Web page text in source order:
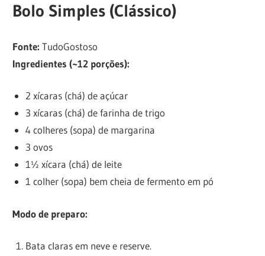
Bolo Simples (Clássico)
Fonte: TudoGostoso
Ingredientes (~12 porções):
2 xícaras (chá) de açúcar
3 xícaras (chá) de farinha de trigo
4 colheres (sopa) de margarina
3 ovos
1½ xícara (chá) de leite
1 colher (sopa) bem cheia de fermento em pó
Modo de preparo:
Bata claras em neve e reserve.